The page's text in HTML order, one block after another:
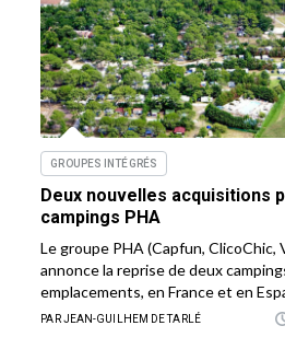
GROUPES INTÉGRÉS
Deux nouvelles acquisitions
campings PHA
Le groupe PHA (Capfun, ClicoChic,
annonce la reprise de deux
emplacements, en France et en
PAR JEAN-GUILHEM DE TARLÉ